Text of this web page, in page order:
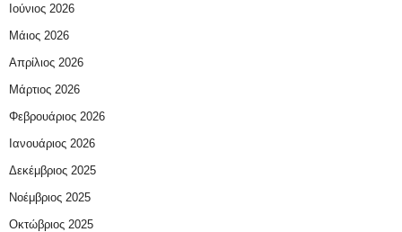
Ιούνιος 2026
Μάιος 2026
Απρίλιος 2026
Μάρτιος 2026
Φεβρουάριος 2026
Ιανουάριος 2026
Δεκέμβριος 2025
Νοέμβριος 2025
Οκτώβριος 2025